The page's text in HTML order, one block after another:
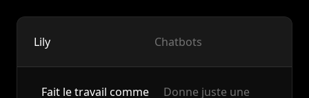
Lily Chatbots
Fait le travail comme Donne juste une